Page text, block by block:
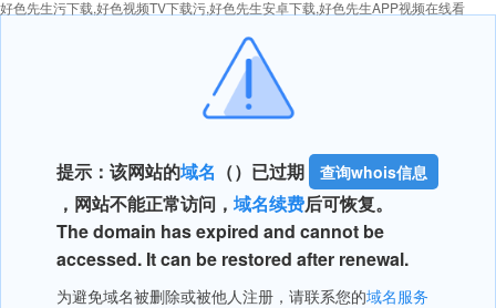
好色先生污下载,好色视频TV下载污,好色先生安卓下载,好色先生APP视频在线看
提示：该网站的域名 （）已过期 查询whois信息
，网站不能正常访问， 域名续费后可恢复。
The domain has expired and cannot be
accessed. It can be restored after renewal.
为避免域名被删除或被他人注册，请联系您的域名服务